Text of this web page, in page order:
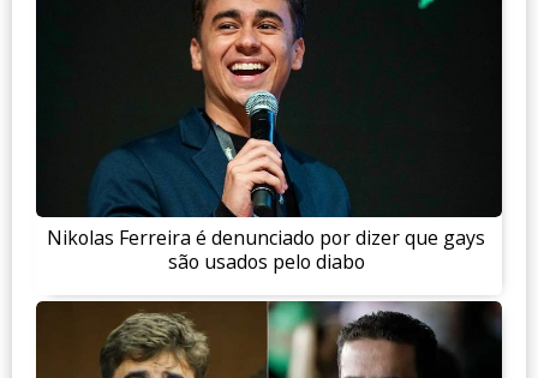
Nikolas Ferreira é denunciado por dizer que gays
são usados pelo diabo